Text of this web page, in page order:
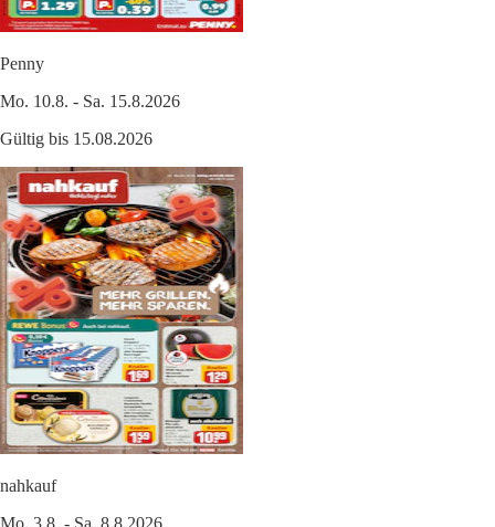
Penny
Mo. 10.8. - Sa. 15.8.2026
Gültig bis 15.08.2026
nahkauf